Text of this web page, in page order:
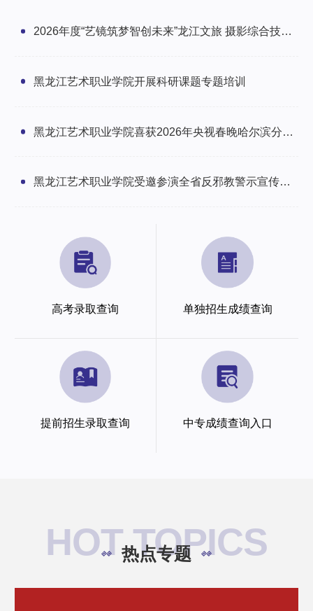
2026年度“艺镜筑梦智创未来”龙江文旅 摄影综合技能
培训班圆满举办
黑龙江艺术职业学院开展科研课题专题培训
黑龙江艺术职业学院喜获2026年央视春晚哈尔滨分会
场感谢信
黑龙江艺术职业学院受邀参演全省反邪教警示宣传文
高考录取查询 单独招生成绩查询
提前招生录取查询 中专成绩查询入口
HOT TOPICS
热点专题